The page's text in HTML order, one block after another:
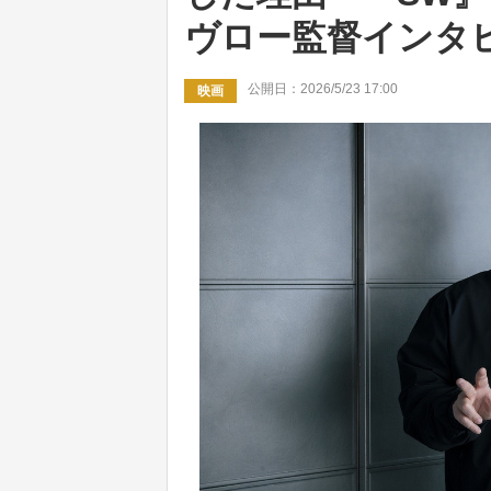
ヴロー監督インタ
映画 公開日：2026/5/23 17:00